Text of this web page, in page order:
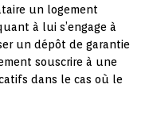
un logement
à lui s’engage à
un dépôt de garantie
souscrire à une
dans le cas où le